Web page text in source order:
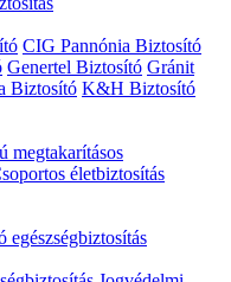
CIG Pannónia Biztosító
Genertel Biztosító Gránit
Biztosító K&H Biztosító
megtakarításos
életbiztosítás
egészségbiztosítás